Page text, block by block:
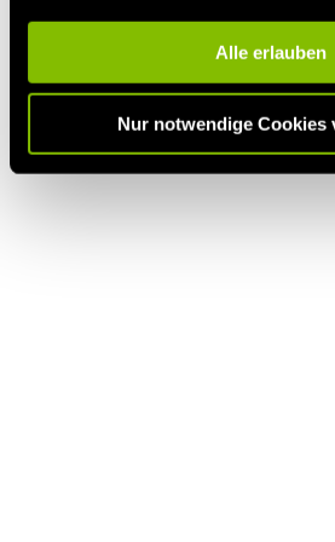
Alle erlauben
Nur notwendige Cookies